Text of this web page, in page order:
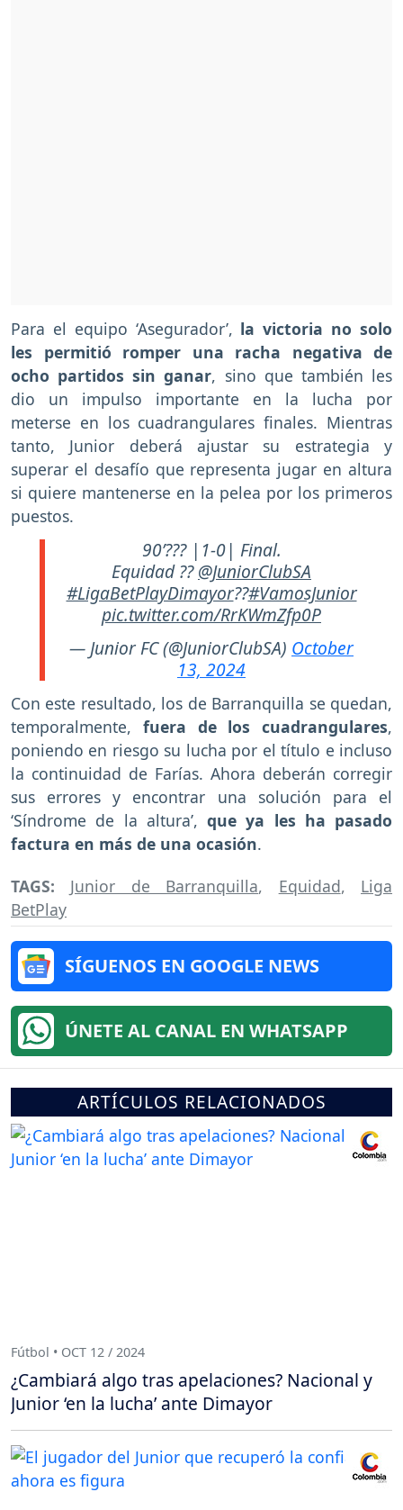
Para el equipo ‘Asegurador’, la victoria no solo
les permitió romper una racha negativa de
ocho partidos sin ganar, sino que también les
dio un impulso importante en la lucha por
meterse en los cuadrangulares finales. Mientras
tanto, Junior deberá ajustar su estrategia y
superar el desafío que representa jugar en altura
si quiere mantenerse en la pelea por los primeros
puestos.
90’??? |1-0| Final.
Equidad ??@JuniorClubSA
#LigaBetPlayDimayor??#VamosJunior
pic.twitter.com/RrKWmZfp0P
— Junior FC (@JuniorClubSA) October
13, 2024
Con este resultado, los de Barranquilla se quedan,
temporalmente, fuera de los cuadrangulares,
poniendo en riesgo su lucha por el título e incluso
la continuidad de Farías. Ahora deberán corregir
sus errores y encontrar una solución para el
‘Síndrome de la altura’, que ya les ha pasado
factura en más de una ocasión.
TAGS: Junior de Barranquilla, Equidad, Liga
BetPlay
SÍGUENOS EN GOOGLE NEWS
ÚNETE AL CANAL EN WHATSAPP
ARTÍCULOS RELACIONADOS
Fútbol • OCT 12 / 2024
¿Cambiará algo tras apelaciones? Nacional y
Junior ‘en la lucha’ ante Dimayor